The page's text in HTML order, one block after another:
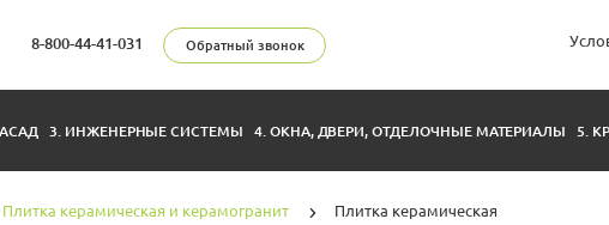
8-800-44-41-031 Обратный звонок
3. ИНЖЕНЕРНЫЕ СИСТЕМЫ 4. ОКНА, ДВЕРИ, ОТДЕЛОЧНЫЕ МАТЕРИАЛЫ 5.
Плитка керамическая и керамогранит Плитка керамическая